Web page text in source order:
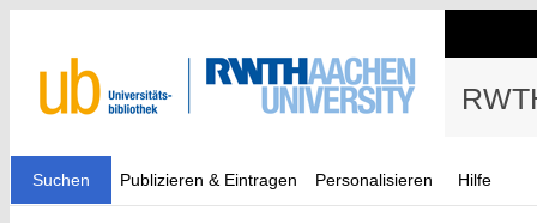
Suchen Publizieren & Eintragen Personalisieren Hilfe